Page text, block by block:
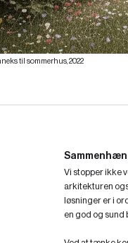
til sommerhus, 2022
Vi stopper ikke
arkitekturen
løsninger er i
en god og sund